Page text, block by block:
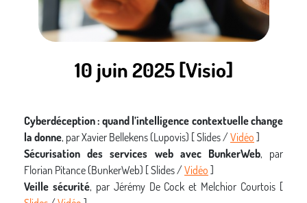
10 juin 2025 [Visio]
Cyberdéception : quand l’intelligence contextuelle change
la donne, par Xavier Bellekens (Lupovis) [ Slides /Vidéo ]
Sécurisation des services web avec BunkerWeb, par
Florian Pitance (BunkerWeb) [ Slides /Vidéo ]
Veille sécurité, par Jérémy De Cock et Melchior Courtois [